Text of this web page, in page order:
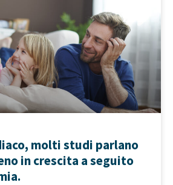
molti studi parlano
in crescita a seguito